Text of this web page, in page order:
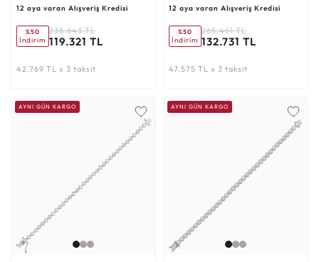
12 aya varan Alışveriş Kredisi
%50
İndirim
238.643 TL
119.321 TL
42.769 TL x 3 taksit
12 aya varan Alışveriş Kredisi
%50
İndirim
265.461 TL
132.731 TL
47.575 TL x 3 taksit
AYNI GÜN KARGO AYNI GÜN KARGO